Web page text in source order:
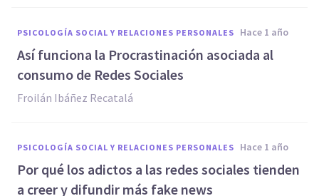
PSICOLOGÍA SOCIAL Y RELACIONES PERSONALES hace 1 año
Así funciona la Procrastinación asociada al
consumo de Redes Sociales
Froilán Ibáñez Recatalá
PSICOLOGÍA SOCIAL Y RELACIONES PERSONALES hace 1 año
Por qué los adictos a las redes sociales tienden
a creer y difundir más fake news